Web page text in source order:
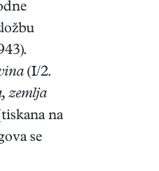
(I/2.
zemlja
na
se